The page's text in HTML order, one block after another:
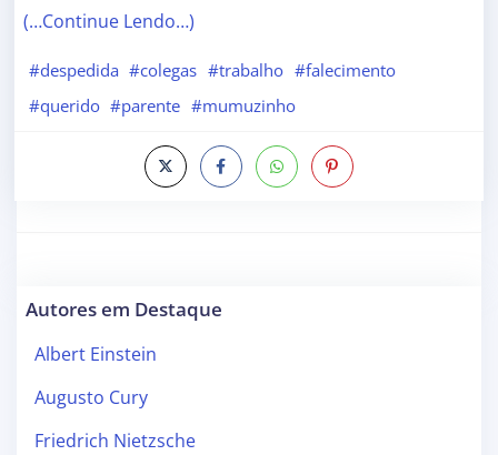
(…Continue Lendo…)
#despedida #colegas #trabalho #falecimento
#querido #parente #mumuzinho
Autores em Destaque
Albert Einstein
Augusto Cury
Friedrich Nietzsche